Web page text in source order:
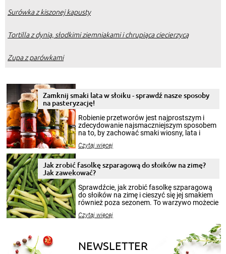
Surówka z kiszonej kapusty
Tortilla z dynią, słodkimi ziemniakami i chrupiąca ciecierzycą
Zupa z parówkami
Zamknij smaki lata w słoiku - sprawdź nasze sposoby
na pasteryzację!
Robienie przetworów jest najprostszym i
zdecydowanie najsmaczniejszym sposobem
na to, by zachować smaki wiosny, lata i
krajobrazów, by cieszyć nimi oko w sezonie
pełni poczuć atmosferę cieplejszych
miesięcy. Przygotowanie słoików ze
smakowitą zawartością musi obejmować
patenty, które pozwolą zachować świeżość
przetworów.
Czytaj więcej
Jak zrobić fasolkę szparagową do słoików na zimę?
Jak zawekować?
Sprawdźcie, jak zrobić fasolkę szparagową
do słoików na zimę i cieszyć się jej smakiem
również poza sezonem. To warzywo możecie
nasze propozycje!
Czytaj więcej
NEWSLETTER